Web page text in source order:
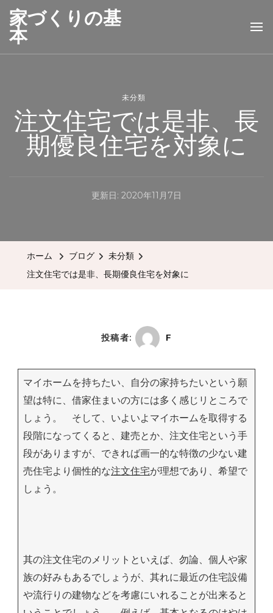
家づくりの基
本
未分類
注文住宅では是非、長
期優良住宅を対象に
更新日: 2020年11月7日
ホーム ブログ
未分類
注文住宅では是非、長期優良住宅を対象に
投稿者: F
マイホームを持ちたい、自分の家持ちたいという願
望は特に、借家住まいの方には多く感じリところで
しょう。 そして、いよいよマイホームを取得する
段階になってくると、建売とか、注文住宅という手
段がありますが、できれば画一的な特徴の少ない建
売住宅より個性的な注文住宅が理想であり、希望で
しょう。
其の注文住宅のメリットといえば、勿論、個人や家
族の好みもあるでしょうが、其れに最近の住宅設備
や流行りの建物などを考慮にいれることが出来ると